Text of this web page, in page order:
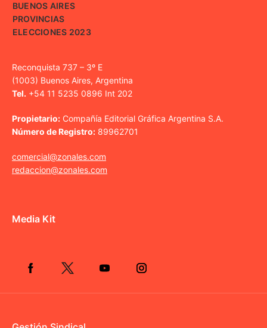
BUENOS AIRES
PROVINCIAS
ELECCIONES 2023
Reconquista 737 – 3º E
(1003) Buenos Aires, Argentina
Tel. +54 11 5235 0896 Int 202
Propietario: Compañía Editorial Gráfica Argentina S.A.
Número de Registro: 89962701
comercial@zonales.com
redaccion@zonales.com
Media Kit